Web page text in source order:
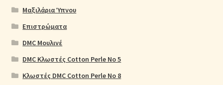
Μαξιλάρια Ύπνου
Επιστρώματα
DMC Μουλινέ
DMC Κλωστές Cotton Perle No 5
Κλωστές DMC Cotton Perle No 8